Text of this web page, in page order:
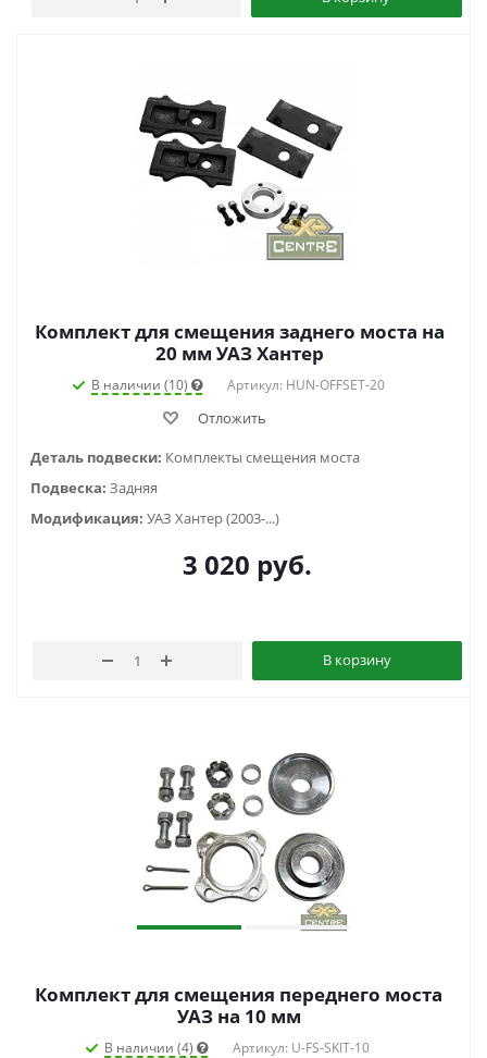
Комплект для смещения заднего моста на
20 мм УАЗ Хантер
В наличии (10) Артикул: HUN-OFFSET-20
Отложить
Деталь подвески: Комплекты смещения моста
Подвеска: Задняя
Модификация: УАЗ Хантер (2003-...)
3 020 руб.
В корзину
Комплект для смещения переднего моста
УАЗ на 10 мм
В наличии (4) Артикул: U-FS-SKIT-10